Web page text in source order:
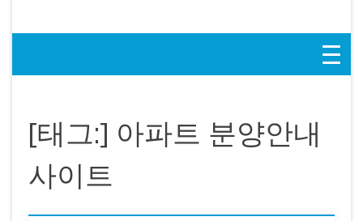
[태그:] 아파트 분양안내
사이트